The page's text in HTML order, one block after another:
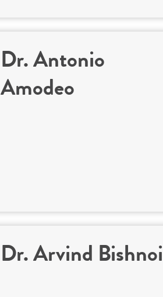
Dr. Antonio
Amodeo
Dr. Arvind Bishnoi